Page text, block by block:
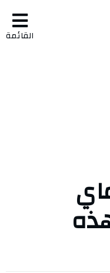
القائمة
16 ماي